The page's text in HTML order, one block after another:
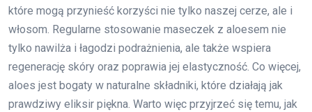
które mogą przynieść korzyści nie tylko naszej cerze, ale i
włosom. Regularne stosowanie maseczek z aloesem nie
tylko nawilża i łagodzi podrażnienia, ale także wspiera
regenerację skóry oraz poprawia jej elastyczność. Co więcej,
aloes jest bogaty w naturalne składniki, które działają jak
prawdziwy eliksir piękna. Warto więc przyjrzeć się temu, jak